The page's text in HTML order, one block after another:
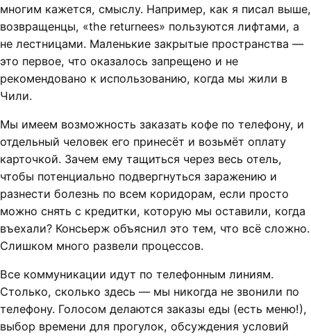
многим кажется, смыслу. Например, как я писал выше,
возвращенцы, «the returnees» пользуются лифтами, а
не лестницами. Маленькие закрытые пространства —
это первое, что оказалось запрещено и не
рекомендовано к использованию, когда мы жили в
Чили.
Мы имеем возможность заказать кофе по телефону, и
отдельный человек его принесёт и возьмёт оплату
карточкой. Зачем ему тащиться через весь отель,
чтобы потенциально подвергнуться заражению и
разнести болезнь по всем коридорам, если просто
можно снять с кредитки, которую мы оставили, когда
въехали? Консьерж объяснил это тем, что всё сложно.
Слишком много развели процессов.
Все коммуникации идут по телефонным линиям.
Столько, сколько здесь — мы никогда не звонили по
телефону. Голосом делаются заказы еды (есть меню!),
выбор времени для прогулок, обсуждения условий